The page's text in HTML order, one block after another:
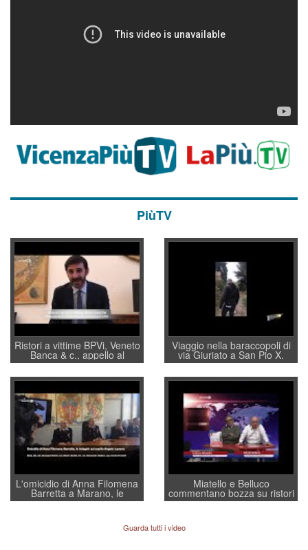
PiùTV
Ristori a vittime BPVi, Veneto
Banca & c., appello al
sottosegretario Alessio
Villarosa: per mettere ordine
convochi con Di Maio CNCU
a supporto della cabina di
regia al Mef
Viaggio nella baraccopoli di
via Giuriato a San Pio X.
Vicenza ai Vicentini: “faremo
un regalo di Natale ai
residenti”
L'omicidio di Anna Filomena
Barretta a Marano, le
indagini dei carabinieri di
Lavarra: più avvincenti di
quelle di... Barbara D'Urso
Miatello e Belluco
commentano bozza su ristori
BPVi e Veneto Banca
Guarda tutti i video